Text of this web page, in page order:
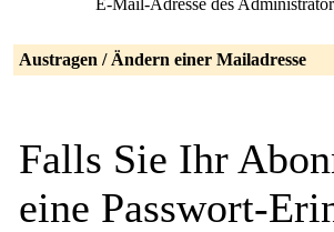
E-Mail-Adresse des
Austragen / Ändern einer Mailadresse
Falls Sie Ihr
eine Passwort-